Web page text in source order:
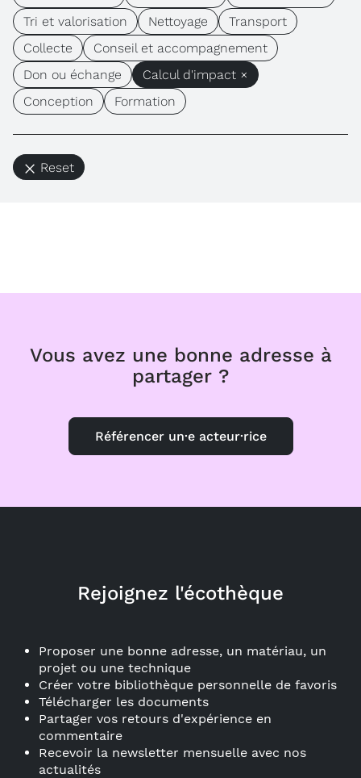
Tri et valorisation
Nettoyage
Transport
Collecte
Conseil et accompagnement
Don ou échange
Calcul d'impact ×
Conception
Formation
Reset
Vous avez une bonne adresse à
partager ?
Référencer un·e acteur·rice
Rejoignez l'écothèque
Proposer une bonne adresse, un matériau, un
projet ou une technique
Créer votre bibliothèque personnelle de favoris
Télécharger les documents
Partager vos retours d'expérience en
commentaire
Recevoir la newsletter mensuelle avec nos
actualités